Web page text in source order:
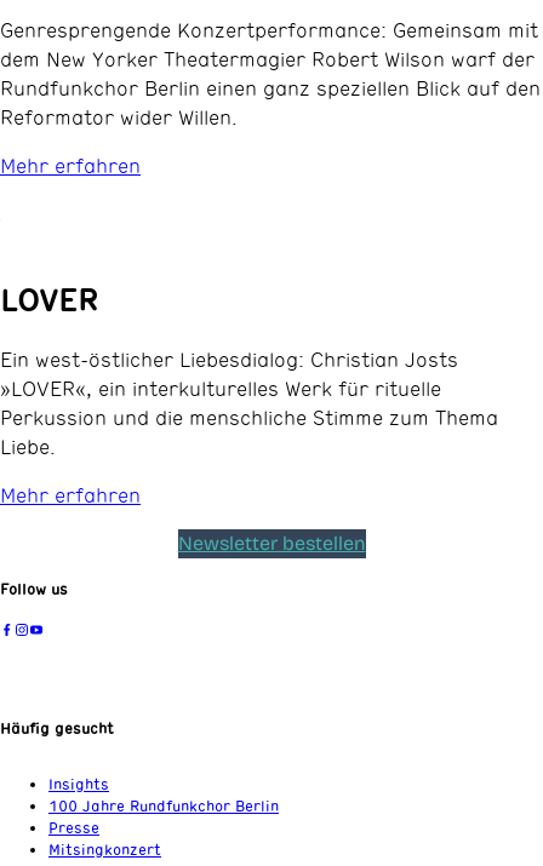
Genresprengende Konzertperformance: Gemeinsam mit
dem New Yorker Theatermagier Robert Wilson warf der
Rundfunkchor Berlin einen ganz speziellen Blick auf den
Reformator wider Willen.
Mehr erfahren
LOVER
Ein west-östlicher Liebesdialog: Christian Josts
»LOVER«, ein interkulturelles Werk für rituelle
Perkussion und die menschliche Stimme zum Thema
Liebe.
Mehr erfahren
Newsletter bestellen
Follow us
Häufig gesucht
Insights
100 Jahre Rundfunkchor Berlin
Presse
Mitsingkonzert